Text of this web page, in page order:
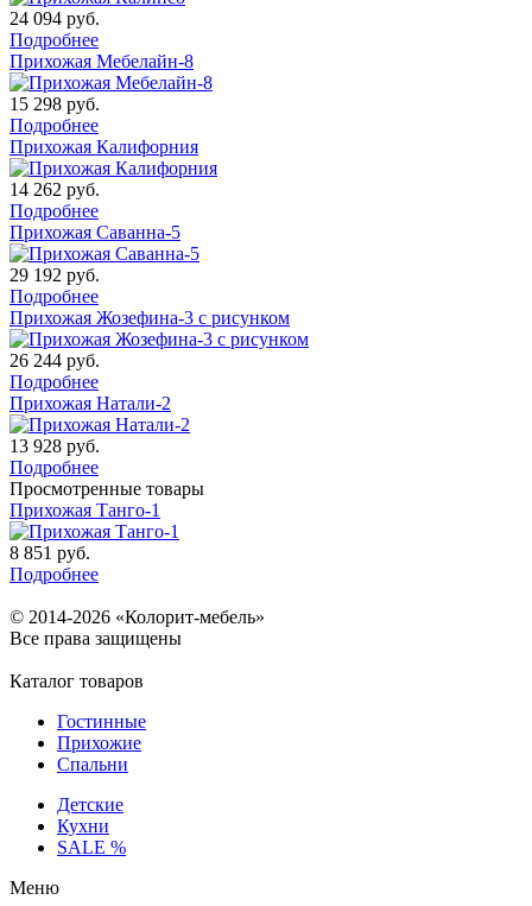
24 094 руб.
Подробнее
Прихожая Мебелайн-8
15 298 руб.
Подробнее
Прихожая Калифорния
14 262 руб.
Подробнее
Прихожая Саванна-5
29 192 руб.
Подробнее
Прихожая Жозефина-3 с рисунком
26 244 руб.
Подробнее
Прихожая Натали-2
13 928 руб.
Подробнее
Просмотренные товары
Прихожая Танго-1
8 851 руб.
Подробнее
© 2014-2026 «Колорит-мебель»
Все права защищены
Каталог товаров
Гостинные
Прихожие
Спальни
Детские
Кухни
SALE %
Меню